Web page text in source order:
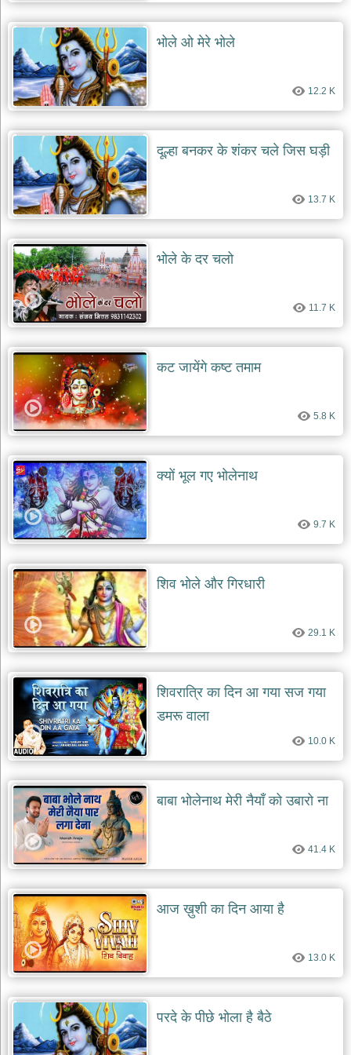
भोले ओ मेरे भोले
12.2 K
दूल्हा बनकर के शंकर चले जिस घड़ी
13.7 K
भोले के दर चलो
11.7 K
कट जायेंगे कष्ट तमाम
5.8 K
क्यों भूल गए भोलेनाथ
9.7 K
शिव भोले और गिरधारी
29.1 K
शिवरात्रि का दिन आ गया सज गया
डमरू वाला
10.0 K
बाबा भोलेनाथ मेरी नैयाँ को उबारो ना
41.4 K
आज ख़ुशी का दिन आया है
13.0 K
परदे के पीछे भोला है बैठे